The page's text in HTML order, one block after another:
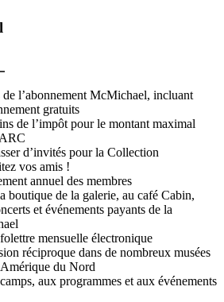
de l’abonnement McMichael, incluant
gratuits
de l’impôt pour le montant maximal
d’invités pour la Collection
vos amis !
annuel des membres
boutique de la galerie, au café Cabin,
et événements payants de la
mensuelle électronique
réciproque dans de nombreux musées
Amérique du Nord
aux programmes et aux événements